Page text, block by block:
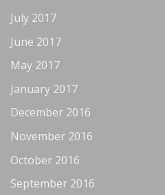
July 2017
June 2017
May 2017
January 2017
December 2016
November 2016
October 2016
September 2016